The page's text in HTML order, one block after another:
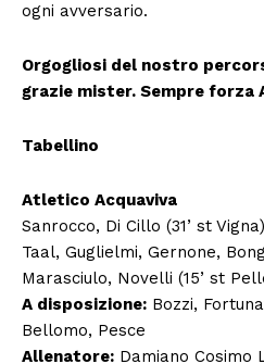
ogni avversario.
Orgogliosi del nostro
grazie mister. Sempre forza
Tabellino
Atletico Acquaviva
Sanrocco, Di Cillo (31’ st
Taal, Guglielmi, Gernone,
Marasciulo, Novelli (15’ st
A disposizione: Bozzi,
Bellomo, Pesce
Allenatore: Damiano Cosimo